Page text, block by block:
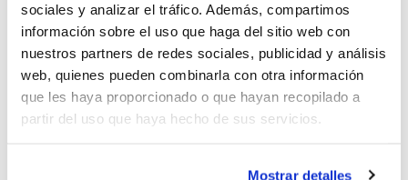
sociales y analizar el tráfico. Además, compartimos
información sobre el uso que haga del sitio web con
nuestros partners de redes sociales, publicidad y análisis
web, quienes pueden combinarla con otra información
que les haya proporcionado o que hayan recopilado a
partir del uso que haya hecho de sus servicios.
Mostrar detalles
el Pavelló Pedro Ferrándiz i eixida fulgurant
dels locals amb un parcial de 10-2 en els
primers 5 minuts. El desencert inicial dels
castellonencs es va dissipar a partir d'eixe
sumar i a portar de nou la igualada al